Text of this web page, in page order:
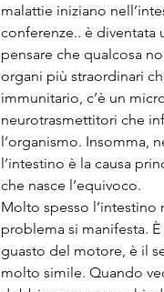
malattie iniziano
conferenze.. è diventata
pensare che qualcosa
organi più straordinari
immunitario, c’è un
neurotrasmettitori che
l’organismo. Insomma,
l’intestino è la causa
che nasce l’equivoco.
Molto spesso
problema si manifesta.
guasto del motore, è il
molto simile. Quando